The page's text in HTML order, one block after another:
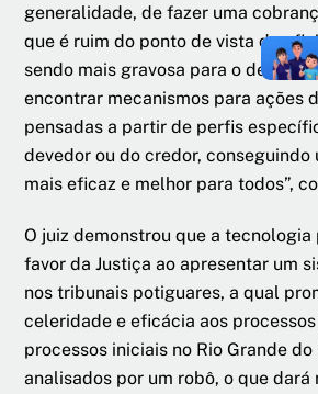
generalidade, de fazer uma
que é ruim do ponto de vista da
sendo mais gravosa para o devedor.
encontrar mecanismos para ações
pensadas a partir de perfis
devedor ou do credor, conseguindo
mais eficaz e melhor para todos”,
O juiz demonstrou que a tecnologia
favor da Justiça ao apresentar um
nos tribunais potiguares, a qual
celeridade e eficácia aos
processos iniciais no Rio Grande
analisados por um robô, o que